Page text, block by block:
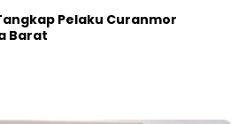
Pelaku Curanmor
Barat